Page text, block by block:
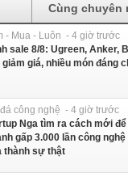
Cùng chuyên
- Mua - Luôn - 4 giờ trước
sale 8/8: Ugreen, Anker,
giảm giá, nhiều món đáng
công nghệ - 4 giờ trước
Nga tìm ra cách mới
gấp 3.000 lần công
thành sự thật